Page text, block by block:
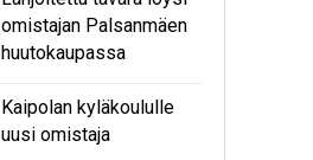
omistajan Palsanmäen
huutokaupassa
Kaipolan kyläkoululle
uusi omistaja